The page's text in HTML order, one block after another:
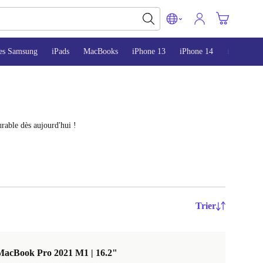
Samsung iPads MacBooks iPhone 13 iPhone 14 iPhone 15
dès aujourd'hui !
Trier
Pro 2021 M1 | 16.2"